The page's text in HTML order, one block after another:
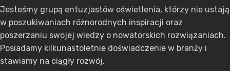
Jesteśmy grupą entuzjastów oświetlenia, którzy nie ustają
w poszukiwaniach różnorodnych inspiracji oraz
poszerzaniu swojej wiedzy o nowatorskich rozwiązaniach.
Posiadamy kilkunastoletnie doświadczenie w branży i
stawiamy na ciągły rozwój.